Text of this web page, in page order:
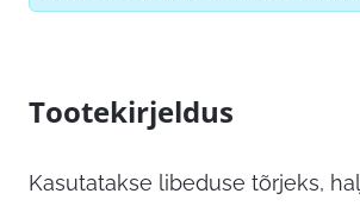
Tootekirjeldus
Kasutatakse libeduse tõrjeks,